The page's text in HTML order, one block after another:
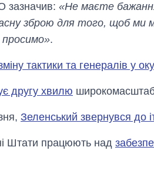
зазначив: «Не маєте
зброю для того, щоб ми
просимо».
тактики та генералів у
другу хвилю
Зеленський звернувся до
Штати працюють над